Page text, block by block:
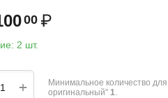
00 ₽
2 шт.
+
Минимальное количество
оригинальный" 1.